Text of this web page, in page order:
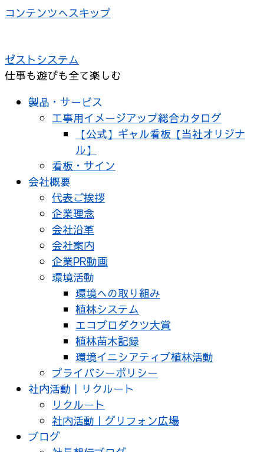
コンテンツへスキップ
ゼストシステム
仕事も遊びも全て楽しむ
製品・サービス
工事用イメージアップ総合カタログ
【公式】ギャル看板【当社オリジナ
ル】
看板・サイン
会社概要
代表ご挨拶
企業理念
会社沿革
会社案内
企業PR動画
環境活動
環境への取り組み
植林システム
エコプロダクツ大賞
植林苗木記録
環境イニシアティブ植林活動
プライバシーポリシー
社内活動｜リクルート
リクルート
社内活動｜グリフォン広場
ブログ